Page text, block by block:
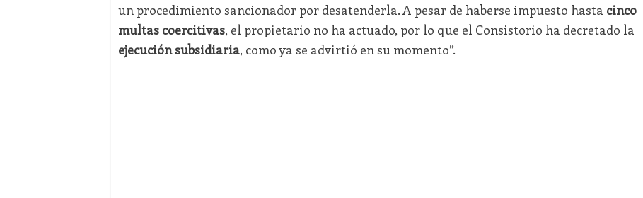
un procedimiento sancionador por desatenderla. A pesar de haberse impuesto hasta cinco
multas coercitivas, el propietario no ha actuado, por lo que el Consistorio ha decretado la
ejecución subsidiaria, como ya se advirtió en su momento”.